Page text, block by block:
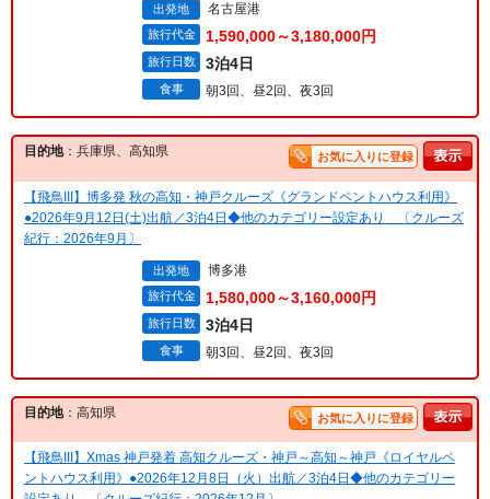
出発地 名古屋港
旅行代金 1,590,000～3,180,000円
旅行日数 3泊4日
食事 朝3回、昼2回、夜3回
目的地：兵庫県、高知県 お気に入りに登録
【飛鳥III】博多発 秋の高知・神戸クルーズ《グランドペントハウス利用》
●2026年9月12日(土)出航／3泊4日◆他のカテゴリー設定あり 〔クルーズ
紀行：2026年9月〕
出発地 博多港
旅行代金 1,580,000～3,160,000円
旅行日数 3泊4日
食事 朝3回、昼2回、夜3回
目的地：高知県 お気に入りに登録
【飛鳥III】Xmas 神戸発着 高知クルーズ・神戸～高知～神戸《ロイヤルペ
ントハウス利用》●2026年12月8日（火）出航／3泊4日◆他のカテゴリー